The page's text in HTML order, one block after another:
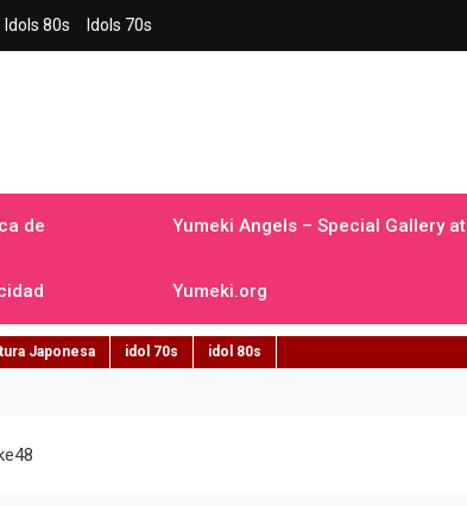
Idols 80s Idols 70s
de Yumeki Angels – Special Gallery at
Yumeki.org
Japonesa idol 70s idol 80s